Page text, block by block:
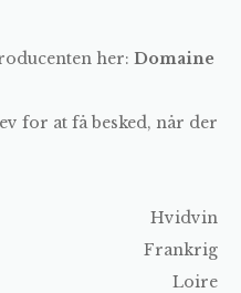
Hvidvin
Frankrig
Loire
her: Domaine
for at få besked, når der